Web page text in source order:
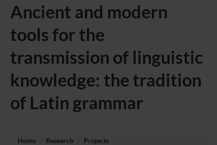
Ancient and modern
tools for the
transmission of linguistic
knowledge: the tradition
of Latin grammar
Home Research
Projects